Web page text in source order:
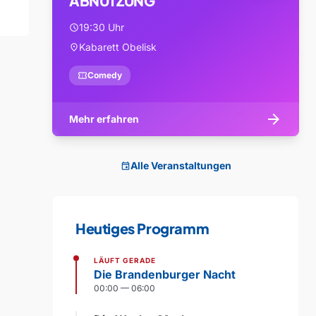
schedule19:30 Uhr
location_onKabarett Obelisk
confirmation_numberComedy
Mehr erfahren arrow_forward
eventAlle Veranstaltungen
Heutiges Programm
LÄUFT GERADE
Die Brandenburger Nacht
00:00 — 06:00